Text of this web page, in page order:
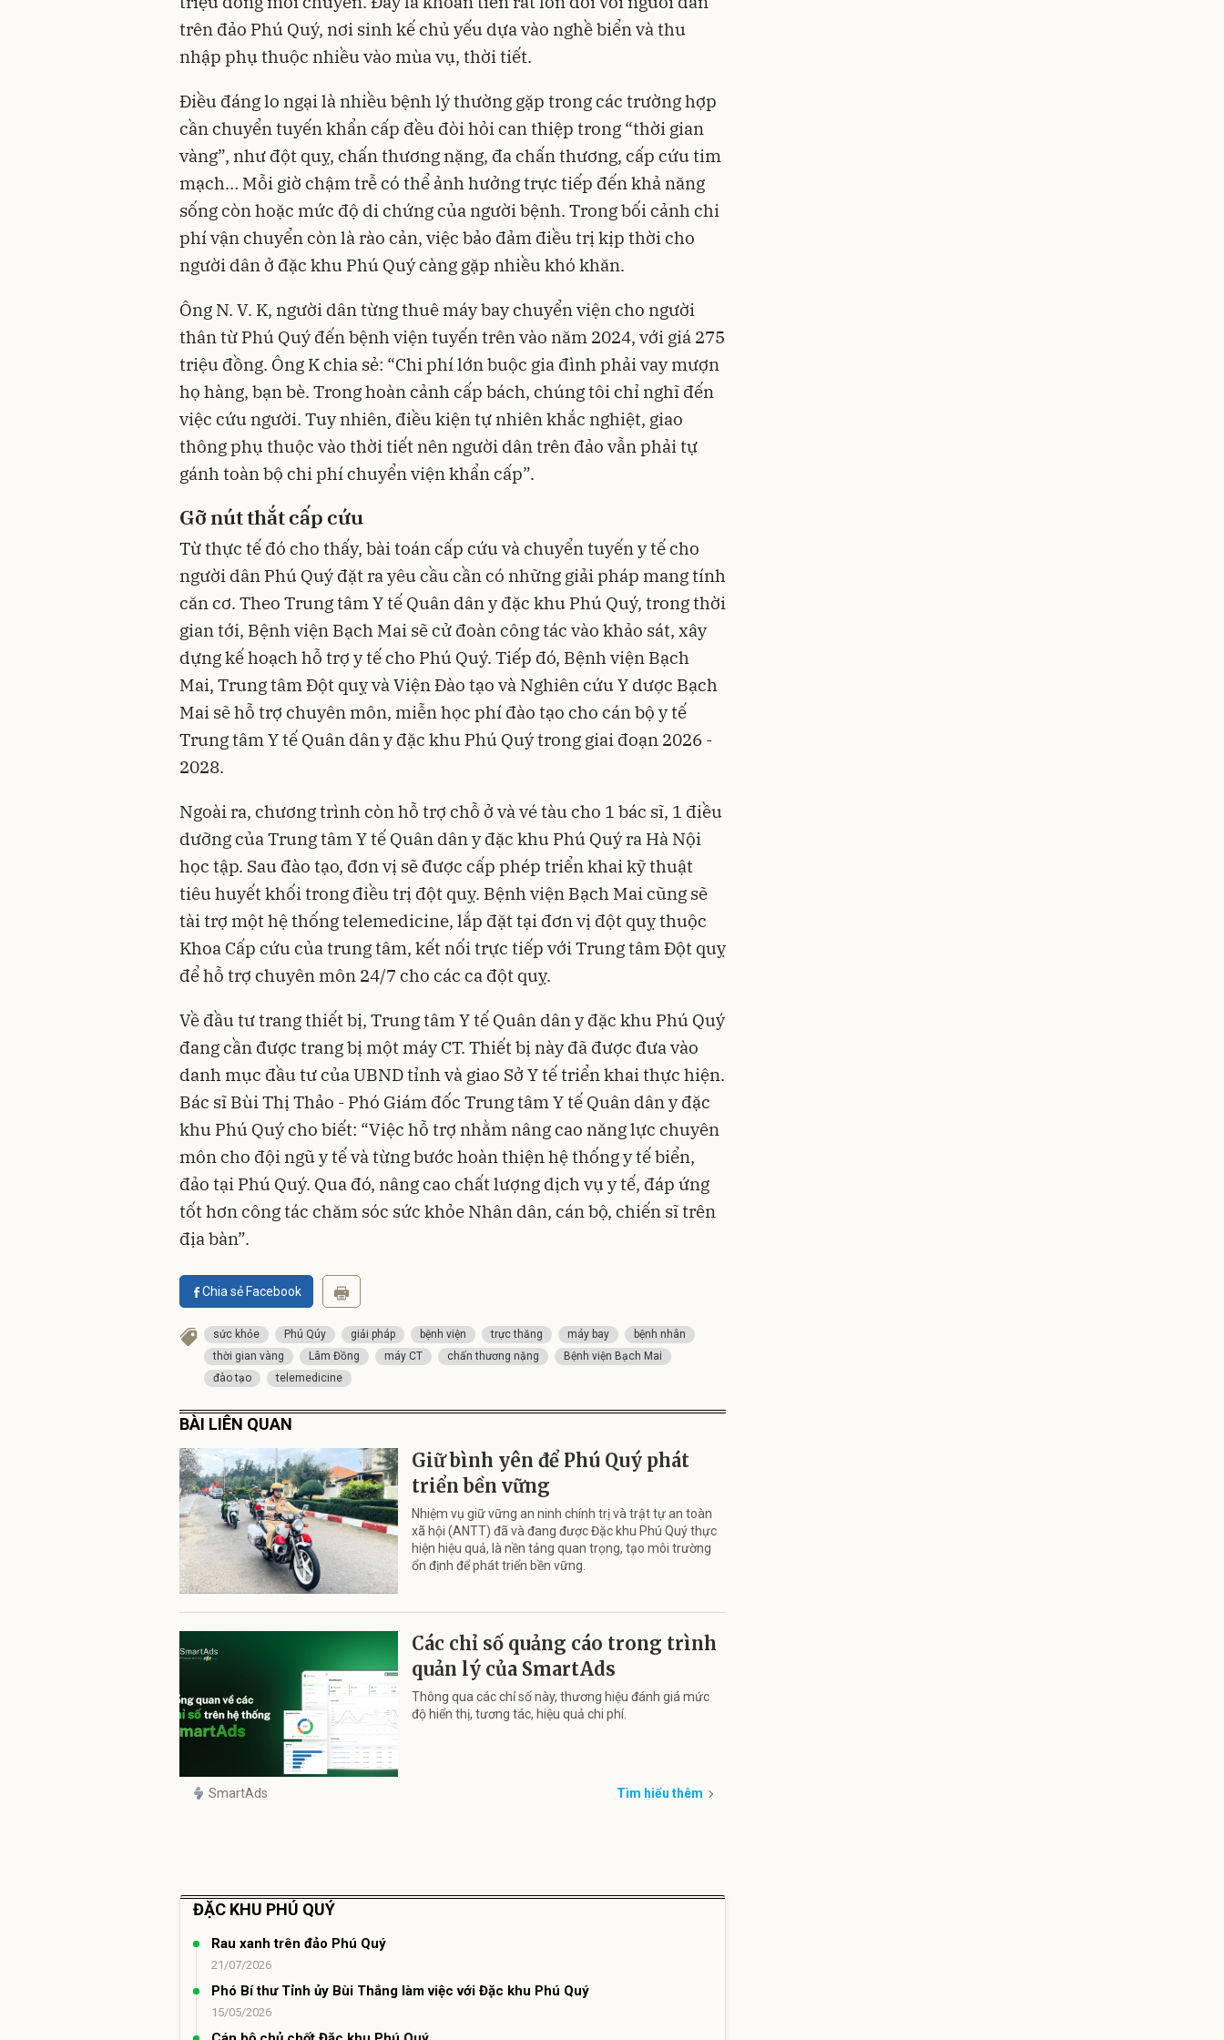
trên đảo Phú Quý, nơi sinh kế chủ yếu dựa vào nghề biển và thu
nhập phụ thuộc nhiều vào mùa vụ, thời tiết.
Điều đáng lo ngại là nhiều bệnh lý thường gặp trong các trường hợp
cần chuyển tuyến khẩn cấp đều đòi hỏi can thiệp trong “thời gian
vàng”, như đột quỵ, chấn thương nặng, đa chấn thương, cấp cứu tim
mạch… Mỗi giờ chậm trễ có thể ảnh hưởng trực tiếp đến khả năng
sống còn hoặc mức độ di chứng của người bệnh. Trong bối cảnh chi
phí vận chuyển còn là rào cản, việc bảo đảm điều trị kịp thời cho
người dân ở đặc khu Phú Quý càng gặp nhiều khó khăn.
Ông N. V. K, người dân từng thuê máy bay chuyển viện cho người
thân từ Phú Quý đến bệnh viện tuyến trên vào năm 2024, với giá 275
triệu đồng. Ông K chia sẻ: “Chi phí lớn buộc gia đình phải vay mượn
họ hàng, bạn bè. Trong hoàn cảnh cấp bách, chúng tôi chỉ nghĩ đến
việc cứu người. Tuy nhiên, điều kiện tự nhiên khắc nghiệt, giao
thông phụ thuộc vào thời tiết nên người dân trên đảo vẫn phải tự
gánh toàn bộ chi phí chuyển viện khẩn cấp”.
Gỡ nút thắt cấp cứu
Từ thực tế đó cho thấy, bài toán cấp cứu và chuyển tuyến y tế cho
người dân Phú Quý đặt ra yêu cầu cần có những giải pháp mang tính
căn cơ. Theo Trung tâm Y tế Quân dân y đặc khu Phú Quý, trong thời
gian tới, Bệnh viện Bạch Mai sẽ cử đoàn công tác vào khảo sát, xây
dựng kế hoạch hỗ trợ y tế cho Phú Quý. Tiếp đó, Bệnh viện Bạch
Mai, Trung tâm Đột quỵ và Viện Đào tạo và Nghiên cứu Y dược Bạch
Mai sẽ hỗ trợ chuyên môn, miễn học phí đào tạo cho cán bộ y tế
Trung tâm Y tế Quân dân y đặc khu Phú Quý trong giai đoạn 2026 -
2028.
Ngoài ra, chương trình còn hỗ trợ chỗ ở và vé tàu cho 1 bác sĩ, 1 điều
dưỡng của Trung tâm Y tế Quân dân y đặc khu Phú Quý ra Hà Nội
học tập. Sau đào tạo, đơn vị sẽ được cấp phép triển khai kỹ thuật
tiêu huyết khối trong điều trị đột quỵ. Bệnh viện Bạch Mai cũng sẽ
tài trợ một hệ thống telemedicine, lắp đặt tại đơn vị đột quỵ thuộc
Khoa Cấp cứu của trung tâm, kết nối trực tiếp với Trung tâm Đột quỵ
để hỗ trợ chuyên môn 24/7 cho các ca đột quỵ.
Về đầu tư trang thiết bị, Trung tâm Y tế Quân dân y đặc khu Phú Quý
đang cần được trang bị một máy CT. Thiết bị này đã được đưa vào
danh mục đầu tư của UBND tỉnh và giao Sở Y tế triển khai thực hiện.
Bác sĩ Bùi Thị Thảo - Phó Giám đốc Trung tâm Y tế Quân dân y đặc
khu Phú Quý cho biết: “Việc hỗ trợ nhằm nâng cao năng lực chuyên
môn cho đội ngũ y tế và từng bước hoàn thiện hệ thống y tế biển,
đảo tại Phú Quý. Qua đó, nâng cao chất lượng dịch vụ y tế, đáp ứng
tốt hơn công tác chăm sóc sức khỏe Nhân dân, cán bộ, chiến sĩ trên
địa bàn”.
Chia sẻ Facebook
sức khỏe Phú Qúy giải pháp bệnh viện trực thăng máy bay
bệnh nhân
thời gian vàng
Lâm Đồng máy CT chấn thương nặng
Bệnh viện Bạch Mai
đào tạo
telemedicine
BÀI LIÊN QUAN
Giữ bình yên để Phú Quý phát
triển bền vững
Nhiệm vụ giữ vững an ninh chính trị và trật tự an toàn
xã hội (ANTT) đã và đang được Đặc khu Phú Quý thực
hiện hiệu quả, là nền tảng quan trọng, tạo môi trường
ổn định để phát triển bền vững.
Các chỉ số quảng cáo trong trình
quản lý của SmartAds
Thông qua các chỉ số này, thương hiệu đánh giá mức
độ hiển thị, tương tác, hiệu quả chi phí.
SmartAds Tìm hiểu thêm
ĐẶC KHU PHÚ QUÝ
Rau xanh trên đảo Phú Quý
21/07/2026
Phó Bí thư Tỉnh ủy Bùi Thắng làm việc với Đặc khu Phú Quý
15/05/2026